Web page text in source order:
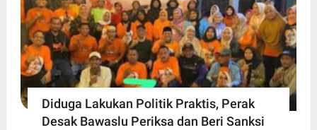
Diduga Lakukan Politik Praktis, Perak
Desak Bawaslu Periksa dan Beri Sanksi